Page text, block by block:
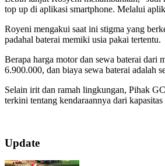
top up di aplikasi smartphone. Melalui
Royeni mengakui saat ini stigma yang
padahal baterai memiki usia pakai tertentu.
Berapa harga motor dan sewa baterai dari
6.900.000, dan biaya sewa baterai adalah
Selain irit dan ramah lingkungan, Pihak
terkini tentang kendaraannya dari
2019-
07-
19
Update